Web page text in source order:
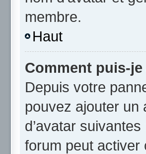
membre.
Haut
Comment puis-
Depuis votre
pouvez ajouter un
d’avatar
forum peut activer